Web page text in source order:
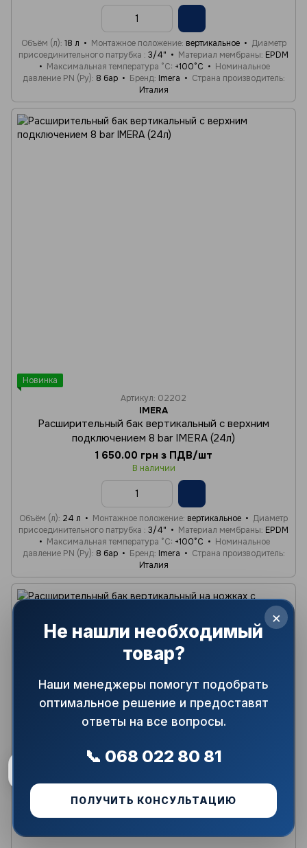
Объём (л) 18 л Монтажное положение вертикальное
Диаметр
присоединительного патрубка
3/4" Материал мембраны EPDM
Максимальная температура °C +100°C
Номинальное
давление PN (Ру) 8 бар Бренд Imera
Страна производитель
Италия
Новинка
Артикул: 02202
IMERA
Расширительный бак вертикальный с верхним
подключением 8 bar IMERA (24л)
1 650.00 грн з ПДВ/шт
В наличии
Объём (л) 24 л Монтажное положение вертикальное
Диаметр
присоединительного патрубка
3/4" Материал мембраны EPDM
Максимальная температура °C +100°C
Номинальное
давление PN (Ру) 8 бар Бренд Imera
Страна производитель
Италия
×
Не нашли необходимый
товар?
Наши менеджеры помогут подобрать
оптимальное решение и предоставят
ответы на все вопросы.
📞 068 022 80 81
ПОЛУЧИТЬ КОНСУЛЬТАЦИЮ